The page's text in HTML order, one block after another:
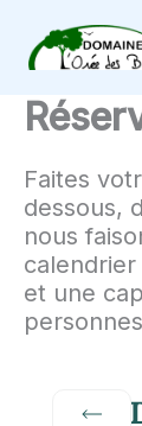
contenu
Faites
dessous,
nous
et une